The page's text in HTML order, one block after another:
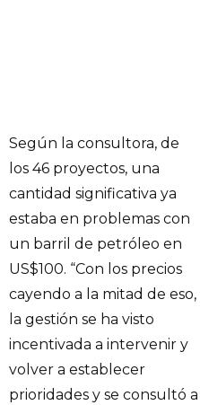
Según la consultora, de
los 46 proyectos, una
cantidad significativa ya
estaba en problemas con
un barril de petróleo en
US$100. “Con los precios
cayendo a la mitad de eso,
la gestión se ha visto
incentivada a intervenir y
volver a establecer
prioridades y se consultó a